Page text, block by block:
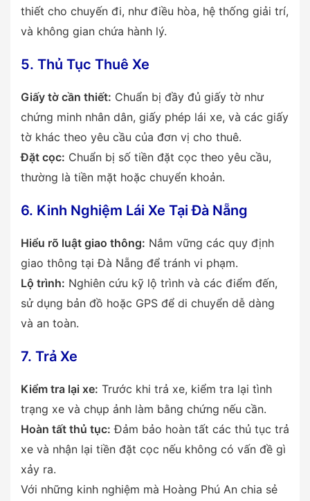
thiết cho chuyến đi, như điều hòa, hệ thống giải trí,
và không gian chứa hành lý.
5. Thủ Tục Thuê Xe
Giấy tờ cần thiết: Chuẩn bị đầy đủ giấy tờ như
chứng minh nhân dân, giấy phép lái xe, và các giấy
tờ khác theo yêu cầu của đơn vị cho thuê.
Đặt cọc: Chuẩn bị số tiền đặt cọc theo yêu cầu,
thường là tiền mặt hoặc chuyển khoản.
6. Kinh Nghiệm Lái Xe Tại Đà Nẵng
Hiểu rõ luật giao thông: Nắm vững các quy định
giao thông tại Đà Nẵng để tránh vi phạm.
Lộ trình: Nghiên cứu kỹ lộ trình và các điểm đến,
sử dụng bản đồ hoặc GPS để di chuyển dễ dàng
và an toàn.
7. Trả Xe
Kiểm tra lại xe: Trước khi trả xe, kiểm tra lại tình
trạng xe và chụp ảnh làm bằng chứng nếu cần.
Hoàn tất thủ tục: Đảm bảo hoàn tất các thủ tục trả
xe và nhận lại tiền đặt cọc nếu không có vấn đề gì
xảy ra.
Với những kinh nghiệm mà Hoàng Phú An chia sẻ